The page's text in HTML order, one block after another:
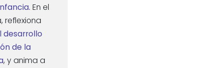
En el
reflexiona
desarrollo
de la
, y anima a